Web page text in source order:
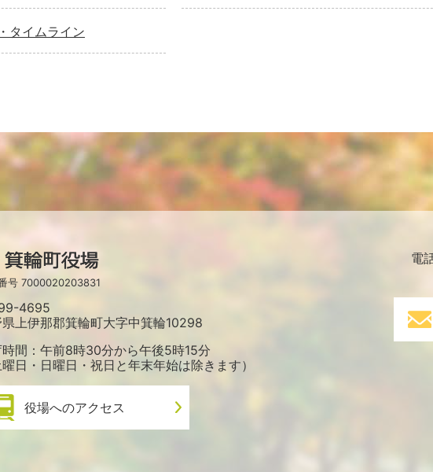
タイムライン
号 7000020203831
4695
上伊那郡箕輪町大字中箕輪10298
時間：午前8時30分から午後5時15分
曜日・日曜日・祝日と年末年始は除きます）
役場へのアクセス
電